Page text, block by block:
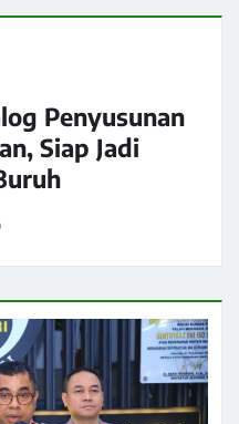
Penyusunan
Siap Jadi